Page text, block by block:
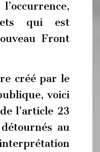
qui est
Front
créé par le
voici
l’article 23
au